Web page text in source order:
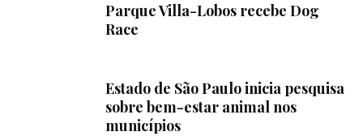
Parque Villa-Lobos recebe Dog
Race
Estado de São Paulo inicia pesquisa
sobre bem-estar animal nos
municípios